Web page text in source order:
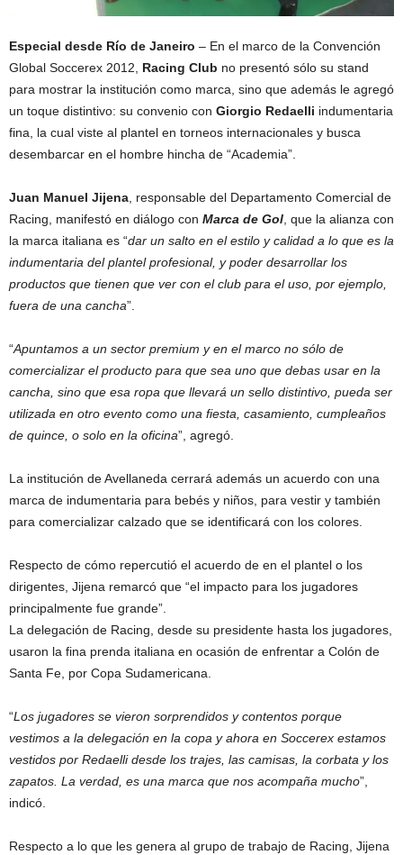
Especial desde Río de Janeiro – En el marco de la Convención
Global Soccerex 2012, Racing Club no presentó sólo su stand
para mostrar la institución como marca, sino que además le agregó
un toque distintivo: su convenio con Giorgio Redaelli indumentaria
fina, la cual viste al plantel en torneos internacionales y busca
desembarcar en el hombre hincha de “Academia”.
Juan Manuel Jijena , responsable del Departamento Comercial de
Racing, manifestó en diálogo con Marca de Gol , que la alianza con
la marca italiana es “dar un salto en el estilo y calidad a lo que es la
indumentaria del plantel profesional, y poder desarrollar los
productos que tienen que ver con el club para el uso, por ejemplo,
fuera de una cancha”.
“Apuntamos a un sector premium y en el marco no sólo de
comercializar el producto para que sea uno que debas usar en la
cancha, sino que esa ropa que llevará un sello distintivo, pueda ser
utilizada en otro evento como una fiesta, casamiento, cumpleaños
de quince, o solo en la oficina”, agregó.
La institución de Avellaneda cerrará además un acuerdo con una
marca de indumentaria para bebés y niños, para vestir y también
para comercializar calzado que se identificará con los colores.
Respecto de cómo repercutió el acuerdo de en el plantel o los
dirigentes, Jijena remarcó que “el impacto para los jugadores
principalmente fue grande”.
La delegación de Racing, desde su presidente hasta los jugadores,
usaron la fina prenda italiana en ocasión de enfrentar a Colón de
Santa Fe, por Copa Sudamericana.
“Los jugadores se vieron sorprendidos y contentos porque
vestimos a la delegación en la copa y ahora en Soccerex estamos
vestidos por Redaelli desde los trajes, las camisas, la corbata y los
zapatos. La verdad, es una marca que nos acompaña mucho”,
indicó.
Respecto a lo que les genera al grupo de trabajo de Racing, Jijena